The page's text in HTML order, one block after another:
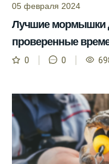
Узнайте
ближайшие
График
погоды.
ловли в
прогноз
Зависимость
температуры
клева.
05 февраля 2024
Лучшие мормышки
проверенные
0 0